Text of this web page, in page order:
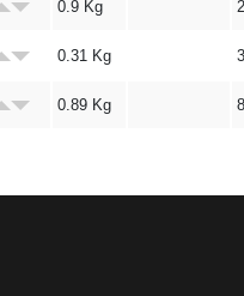
0.9 Kg
0.31 Kg
0.89 Kg